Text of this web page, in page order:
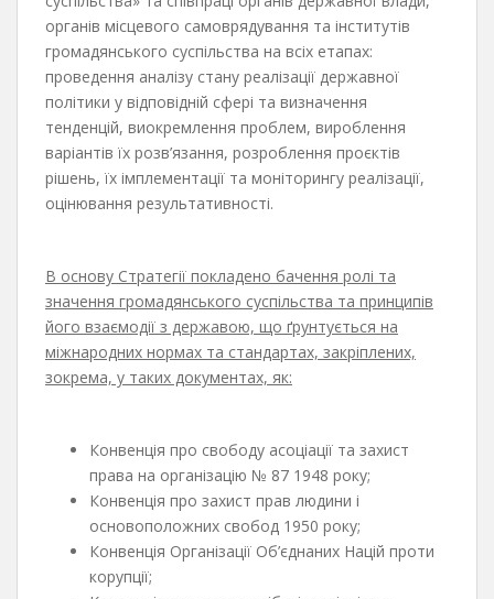
органів місцевого самоврядування та інститутів
громадянського суспільства на всіх етапах:
проведення аналізу стану реалізації державної
політики у відповідній сфері та визначення
тенденцій, виокремлення проблем, вироблення
варіантів їх розв’язання, розроблення проєктів
рішень, їх імплементації та моніторингу реалізації,
оцінювання результативності.
В основу Стратегії покладено бачення ролі та
значення громадянського суспільства та принципів
його взаємодії з державою, що ґрунтується на
міжнародних нормах та стандартах, закріплених,
зокрема, у таких документах, як:
Конвенція про свободу асоціації та захист
права на організацію № 87 1948 року;
Конвенція про захист прав людини і
основоположних свобод 1950 року;
Конвенція Організації Об’єднаних Націй проти
корупції;